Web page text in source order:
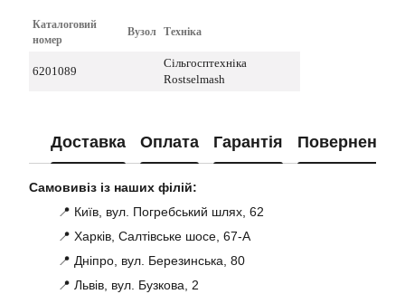
Каталоговий
номер
Вузол Техніка
6201089
Сільгосптехніка
Rostselmash
Доставка Оплата Гарантія Повернення
Самовивіз із наших філій:
📍 Київ, вул. Погребський шлях, 62
📍 Харків, Салтівське шосе, 67-А
📍 Дніпро, вул. Березинська, 80
📍 Львів, вул. Бузкова, 2